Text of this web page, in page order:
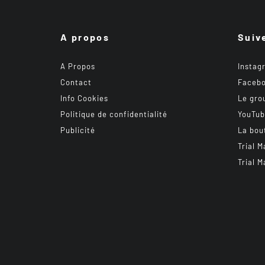
A propos
A Propos
Contact
Info Cookies
Politique de confidentialité
Publicité
Le
La
Trial
Trial